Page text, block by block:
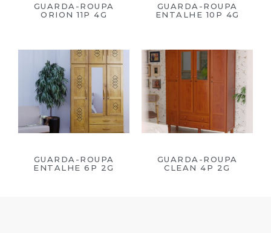
GUARDA-ROUPA
ORION 11P 4G
GUARDA-ROUPA
ENTALHE 10P 4G
GUARDA-ROUPA
ENTALHE 6P 2G
GUARDA-ROUPA
CLEAN 4P 2G